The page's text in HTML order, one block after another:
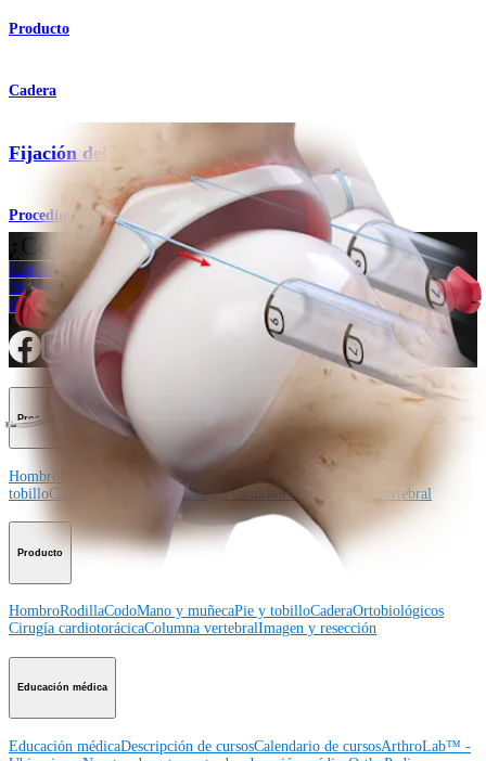
Producto
Cadera
Fijación del labrum
Procedimiento
¿Cómo podemos ayudarlo?
Contacte a un representante
Ver eventos, laboratorios y oportunidades educativas
Regístrese para recibir: ¿Qué hay de nuevo en Arthrex?
Conéctese con nosotros
Procedimiento
Hombro Mano y muñeca
tobilloCadera Cirugía cardiotorácica Columna vertebral
Producto
HombroRodillaCodoMano y muñecaPie y tobilloCaderaOrtobiológicos
Cirugía cardiotorácicaColumna vertebralImagen y resección
Educación médica
Educación médicaDescripción de cursosCalendario de cursosArthroLab™ -